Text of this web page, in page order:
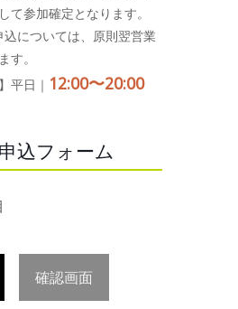
て参加確定となります。
については、原則翌営業
す。
平日｜ 12:00〜20:00
込フォーム
確認画面